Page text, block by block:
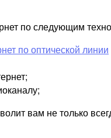
по следующим
по оптической линии
вам не только